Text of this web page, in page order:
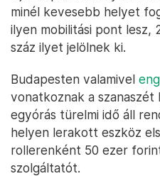
minél kevesebb helyet
ilyen mobilitási pont
száz ilyet jelölnek ki.
Budapesten valamivel
vonatkoznak a
egyórás türelmi idő áll
helyen lerakott eszköz
rollerenként 50 ezer
szolgáltatót.